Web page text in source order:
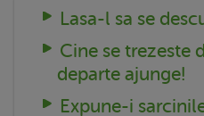
Lasa-l sa se
Cine se trezeste
departe ajunge!
Expune-i